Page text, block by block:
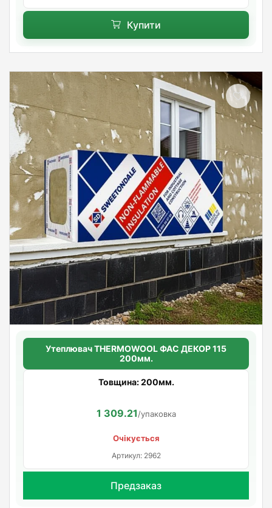
Купити
Утеплювач THERMOWOOL ФАС ДЕКОР 115
200мм.
Товщина: 200мм.
1 309.21/упаковка
Очікується
Артикул: 2962
Предзаказ